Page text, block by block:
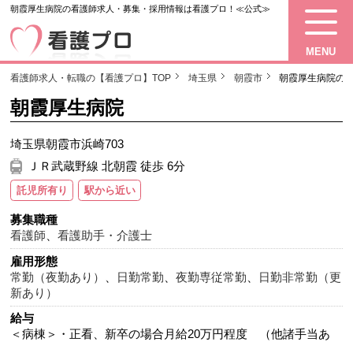
朝霞厚生病院の看護師求人・募集・採用情報は看護プロ！≪公式≫
MENU
看護師求人・転職の【看護プロ】TOP 埼玉県 朝霞市 朝霞厚生病院の
朝霞厚生病院
埼玉県朝霞市浜崎703
ＪＲ武蔵野線 北朝霞 徒歩 6分
託児所有り 駅から近い
募集職種
看護師 、看護助手・介護士
雇用形態
常勤（夜勤あり）
日勤常勤 、夜勤専従常勤
日勤非常勤（更
新あり）
給与
＜病棟＞・正看、新卒の場合月給20万円程度 （他諸手当あ